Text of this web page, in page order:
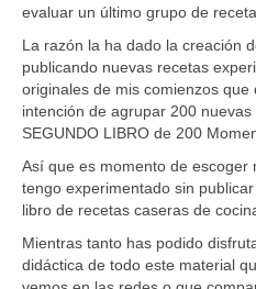
evaluar un último grupo de
La razón la ha dado la creación
publicando nuevas recetas
originales de mis comienzos
intención de agrupar 200
SEGUNDO LIBRO de 200
Así que es momento de escoger
tengo experimentado sin
libro de recetas caseras de
Mientras tanto has podido
didáctica de todo este material